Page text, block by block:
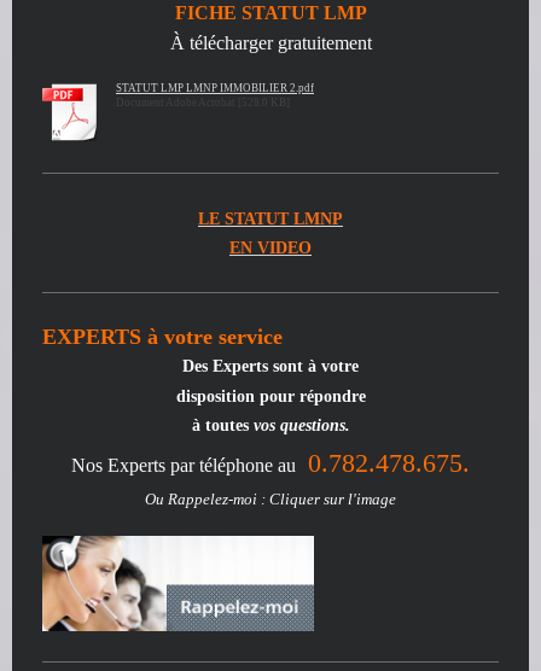
FICHE STATUT LMP
À télécharger gratuitement
STATUT LMP LMNP IMMOBILIER 2.pdf
Document Adobe Acrobat [528.0 KB]
LE STATUT LMNP
EN VIDEO
EXPERTS à votre service
Des Experts sont à votre
disposition pour répondre
à toutes vos questions.
Nos Experts par téléphone au 0.782.478.675.
Ou Rappelez-moi : Cliquer sur l'image